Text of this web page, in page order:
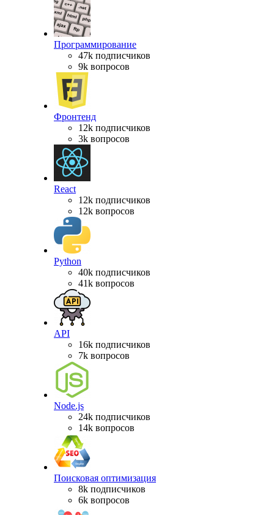
Программирование
47k подписчиков
9k вопросов
Фронтенд
12k подписчиков
3k вопросов
React
12k подписчиков
12k вопросов
Python
40k подписчиков
41k вопросов
API
16k подписчиков
7k вопросов
Node.js
24k подписчиков
14k вопросов
Поисковая оптимизация
8k подписчиков
6k вопросов